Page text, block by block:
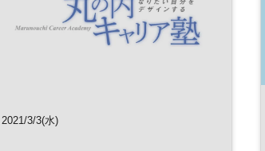
2021/3/3(水)